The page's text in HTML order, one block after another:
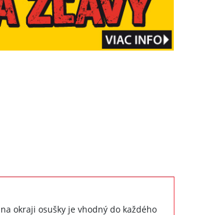
okraji osušky je vhodný do každého